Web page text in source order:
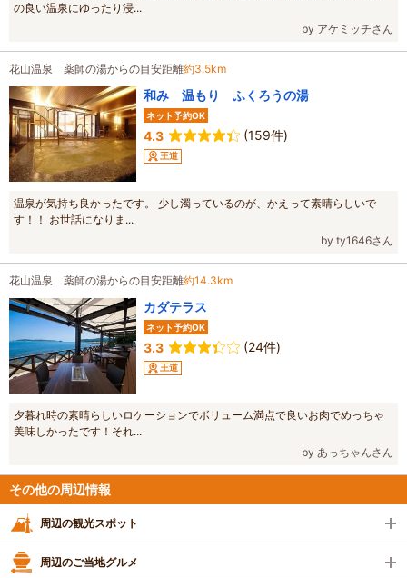
の良い温泉にゆったり浸...
by アケミッチさん
花山温泉 薬師の湯からの目安距離約3.5km
和み 温もり ふくろうの湯
ネット予約OK
4.3 (159件)
王道
温泉が気持ち良かったです。 少し濁っているのが、かえって素晴らしいで
す！！ お世話になりま...
by ty1646さん
花山温泉 薬師の湯からの目安距離約14.3km
カダテラス
ネット予約OK
3.3 (24件)
王道
夕暮れ時の素晴らしいロケーションでボリューム満点で良いお肉でめっちゃ
美味しかったです！それ...
by あっちゃんさん
その他の周辺情報
周辺の観光スポット
周辺のご当地グルメ